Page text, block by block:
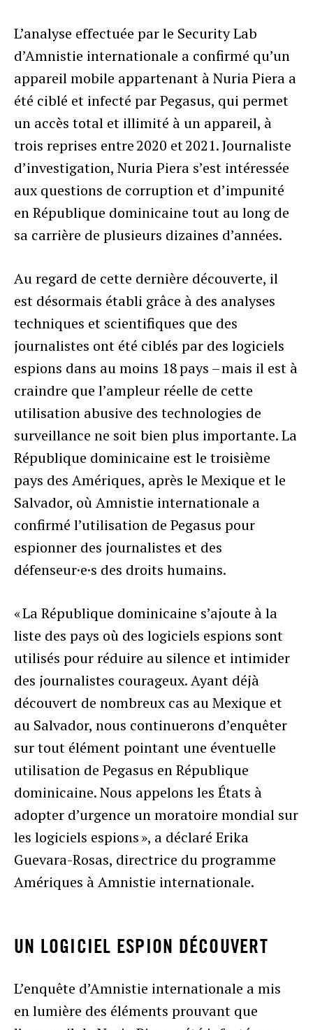
L’analyse effectuée par le Security Lab
d’Amnistie internationale a confirmé qu’un
appareil mobile appartenant à Nuria Piera a
été ciblé et infecté par Pegasus, qui permet
un accès total et illimité à un appareil, à
trois reprises entre 2020 et 2021. Journaliste
d’investigation, Nuria Piera s’est intéressée
aux questions de corruption et d’impunité
en République dominicaine tout au long de
sa carrière de plusieurs dizaines d’années.
Au regard de cette dernière découverte, il
est désormais établi grâce à des analyses
techniques et scientifiques que des
journalistes ont été ciblés par des logiciels
espions dans au moins 18 pays – mais il est à
craindre que l’ampleur réelle de cette
utilisation abusive des technologies de
surveillance ne soit bien plus importante. La
République dominicaine est le troisième
pays des Amériques, après le Mexique et le
Salvador, où Amnistie internationale a
confirmé l’utilisation de Pegasus pour
espionner des journalistes et des
défenseur·e·s des droits humains.
« La République dominicaine s’ajoute à la
liste des pays où des logiciels espions sont
utilisés pour réduire au silence et intimider
des journalistes courageux. Ayant déjà
découvert de nombreux cas au Mexique et
au Salvador, nous continuerons d’enquêter
sur tout élément pointant une éventuelle
utilisation de Pegasus en République
dominicaine. Nous appelons les États à
adopter d’urgence un moratoire mondial sur
les logiciels espions », a déclaré Erika
Guevara-Rosas, directrice du programme
Amériques à Amnistie internationale.
UN LOGICIEL ESPION DÉCOUVERT
L’enquête d’Amnistie internationale a mis
en lumière des éléments prouvant que